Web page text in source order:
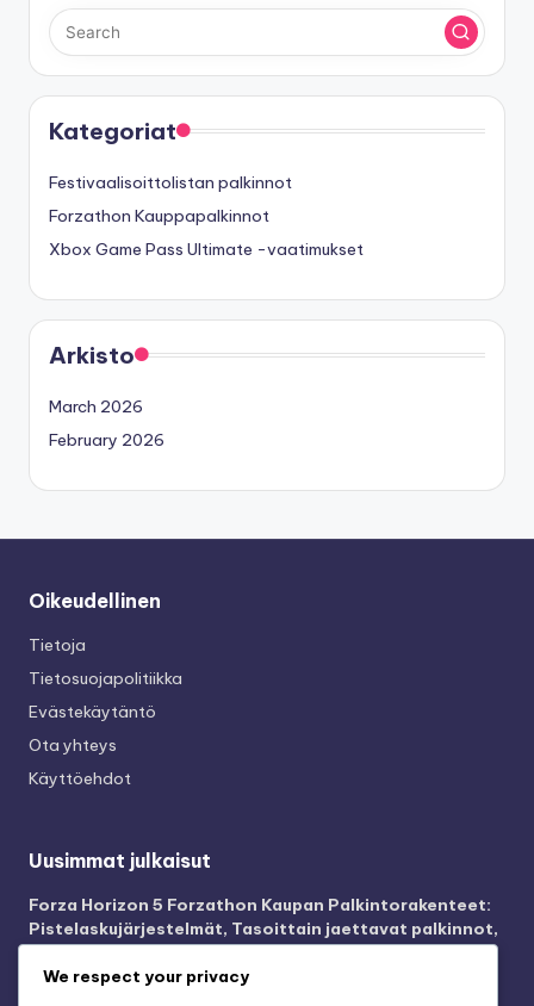
Kategoriat
Festivaalisoittolistan palkinnot
Forzathon Kauppapalkinnot
Xbox Game Pass Ultimate -vaatimukset
Arkisto
March 2026
February 2026
Oikeudellinen
Tietoja
Tietosuojapolitiikka
Evästekäytäntö
Ota yhteys
Käyttöehdot
Uusimmat julkaisut
Forza Horizon 5 Forzathon Kaupan Palkintorakenteet:
Pistelaskujärjestelmät, Tasoittain jaettavat palkinnot,
Osallistumisen vaatimukset
We respect your privacy